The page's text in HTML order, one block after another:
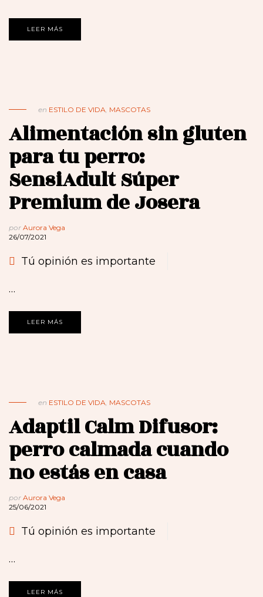
LEER MÁS
en ESTILO DE VIDA, MASCOTAS
Alimentación sin gluten
para tu perro:
SensiAdult Súper
Premium de Josera
por Aurora Vega
26/07/2021
Tú opinión es importante
…
LEER MÁS
en ESTILO DE VIDA, MASCOTAS
Adaptil Calm Difusor:
perro calmada cuando
no estás en casa
por Aurora Vega
25/06/2021
Tú opinión es importante
…
LEER MÁS